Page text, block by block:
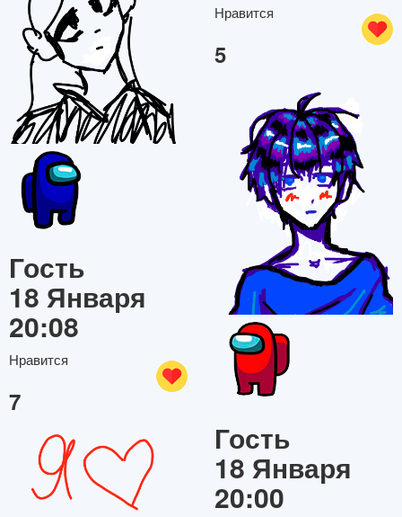
Нравится
5
Гость
18 Января
20:08
Нравится
7
Гость
18 Января
20:00